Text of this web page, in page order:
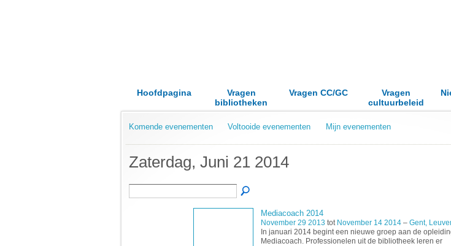
Hoofdpagina
Vragen
bibliotheken
Vragen CC/GC
Vragen
cultuurbeleid
Komende evenementen Voltooide evenementen Mijn evenementen
Zaterdag, Juni 21 2014
Mediacoach 2014
November 29 2013 tot November 14 2014– Gent,
In januari 2014 begint een nieuwe groep aan de
Mediacoach. Professionelen uit de bibliotheek leren er